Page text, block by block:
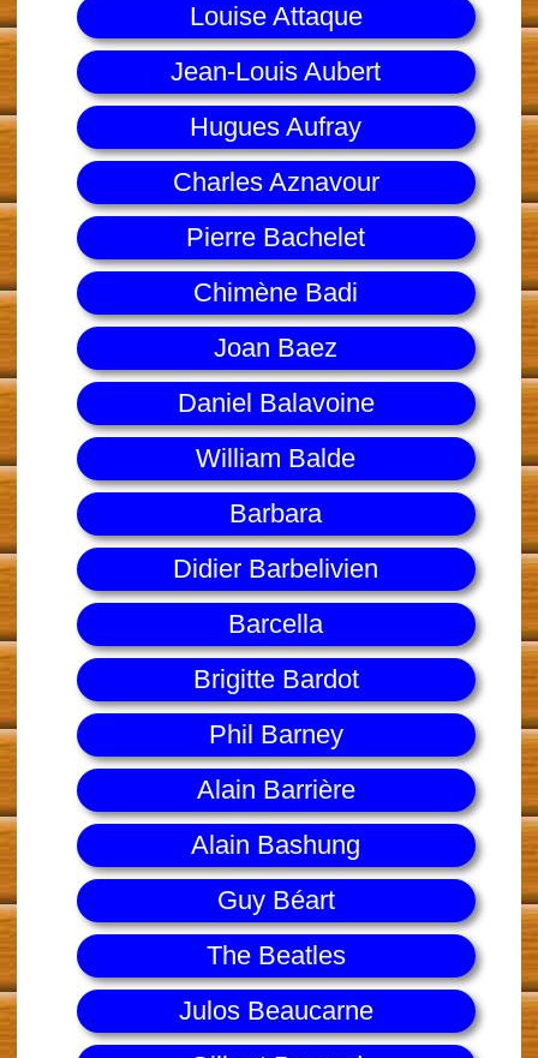
Louise Attaque
Jean-Louis Aubert
Hugues Aufray
Charles Aznavour
Pierre Bachelet
Chimène Badi
Joan Baez
Daniel Balavoine
William Balde
Barbara
Didier Barbelivien
Barcella
Brigitte Bardot
Phil Barney
Alain Barrière
Alain Bashung
Guy Béart
The Beatles
Julos Beaucarne